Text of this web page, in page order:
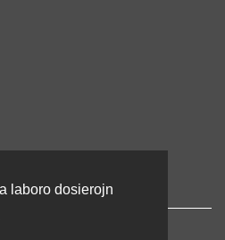
laboro dosierojn